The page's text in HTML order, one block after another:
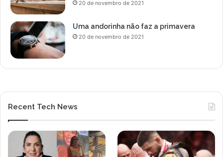
20 de novembro de 2021
Uma andorinha não faz a primavera
20 de novembro de 2021
Recent Tech News